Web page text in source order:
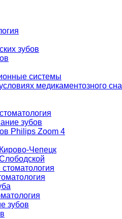
зубов
системы
медикаментозного сна
зубов
Philips Zoom 4
Чепецк
зубов